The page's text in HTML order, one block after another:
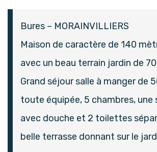
Bures – MORAINVILLIERS
Maison de caractère de 140
avec un beau terrain jardin de
Grand séjour salle à manger de
toute équipée, 5 chambres, une
avec douche et 2 toilettes
belle terrasse donnant sur le